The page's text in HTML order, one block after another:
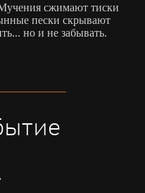
сжимают тиски
пески скрывают
но и не забывать.